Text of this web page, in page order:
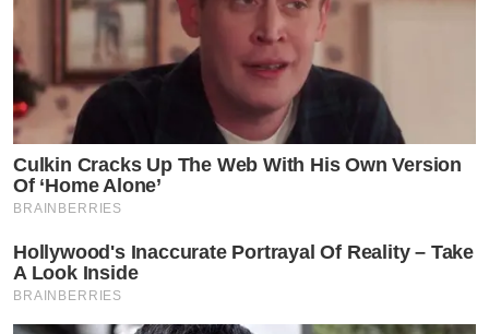
Culkin Cracks Up The Web With His Own Version
Of ‘Home Alone’
BRAINBERRIES
Hollywood's Inaccurate Portrayal Of Reality – Take
A Look Inside
BRAINBERRIES